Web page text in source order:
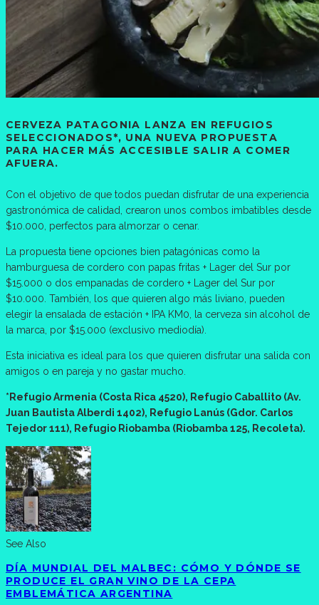
CERVEZA PATAGONIA LANZA EN REFUGIOS
SELECCIONADOS*, UNA NUEVA PROPUESTA
PARA HACER MÁS ACCESIBLE SALIR A COMER
AFUERA.
Con el objetivo de que todos puedan disfrutar de una experiencia
gastronómica de calidad, crearon unos combos imbatibles desde
$10.000, perfectos para almorzar o cenar.
La propuesta tiene opciones bien patagónicas como la
hamburguesa de cordero con papas fritas + Lager del Sur por
$15.000 o dos empanadas de cordero + Lager del Sur por
$10.000. También, los que quieren algo más liviano, pueden
elegir la ensalada de estación + IPA KM0, la cerveza sin alcohol de
la marca, por $15.000 (exclusivo mediodía).
Esta iniciativa es ideal para los que quieren disfrutar una salida con
amigos o en pareja y no gastar mucho.
*Refugio Armenia (Costa Rica 4520), Refugio Caballito (Av.
Juan Bautista Alberdi 1402), Refugio Lanús (Gdor. Carlos
Tejedor 111), Refugio Riobamba (Riobamba 125, Recoleta).
See Also
DÍA MUNDIAL DEL MALBEC: CÓMO Y DÓNDE SE
PRODUCE EL GRAN VINO DE LA CEPA
EMBLEMÁTICA ARGENTINA